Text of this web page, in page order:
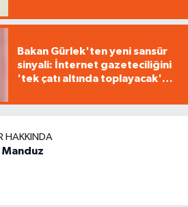
Bakan Gürlek'ten yeni sansür
sinyali: İnternet gazeteciliğini
'tek çatı altında toplayacak'
HAKKINDA
Manduz